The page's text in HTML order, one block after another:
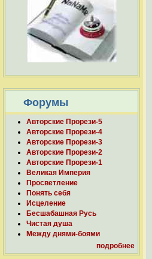
Форумы
Авторские Прорези-5
Авторские Прорези-4
Авторские Прорези-3
Авторские Прорези-2
Авторские Прорези-1
Великая Империя
Просветление
Понять себя
Исцеление
Бесшабашная Русь
Чистая душа
Между днями-боями
подробнее